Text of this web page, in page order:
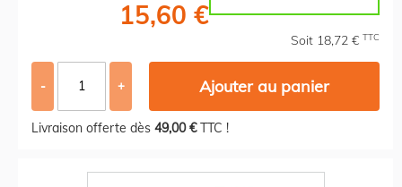
15,60 €
Soit 18,72 € TTC
- + Ajouter au panier
Livraison offerte dès 49,00 €TTC !